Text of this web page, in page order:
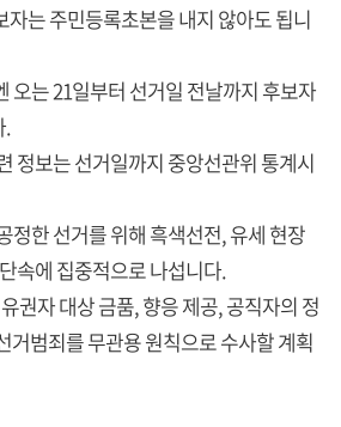
자는 주민등록초본을 내지 않아도 됩니
오는 21일부터 선거일 전날까지 후보자
.
정보는 선거일까지 중앙선관위 통계시
정한 선거를 위해 흑색선전, 유세 현장
속에 집중적으로 나섭니다.
권자 대상 금품, 향응 제공, 공직자의 정
거범죄를 무관용 원칙으로 수사할 계획